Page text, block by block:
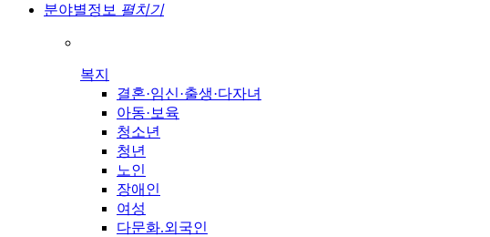
분야별정보 펼치기
복지
결혼·임신·출생·다자녀
아동·보육
청소년
청년
노인
장애인
여성
다문화.외국인